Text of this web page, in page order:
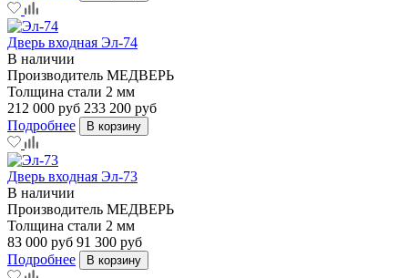
Дверь входная Эл-74
В наличии
Производитель МЕДВЕРЬ
Толщина стали 2 мм
212 000 руб 233 200 руб
Подробнее
В корзину
Дверь входная Эл-73
В наличии
Производитель МЕДВЕРЬ
Толщина стали 2 мм
83 000 руб 91 300 руб
Подробнее
В корзину